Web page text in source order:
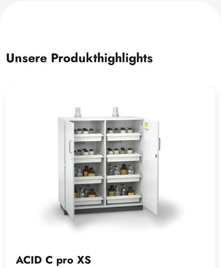
Unsere Produkthighlights
ACID C pro XS